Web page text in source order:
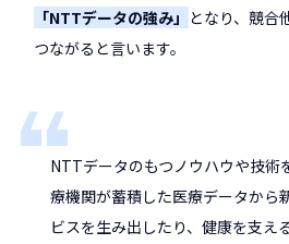
「NTTデータの強み」 となり、競合
つながると言います。
NTTデータのもつノウハウや技術
療機関が蓄積した医療データから
ビスを生み出したり、健康を支え